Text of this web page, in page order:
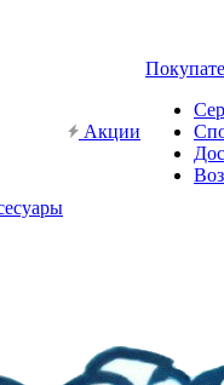
Акции